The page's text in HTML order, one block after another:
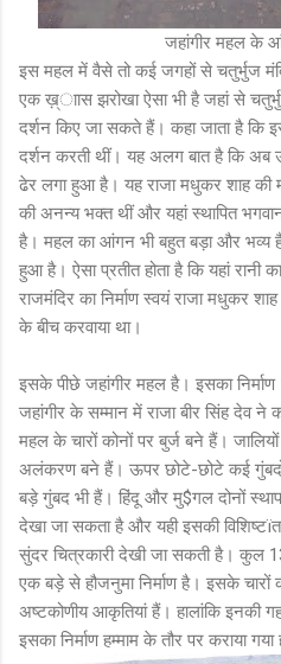
जहांगीर महल के
इस महल में वैसे तो कई जगहों से चतुर्भुज
एक ख़्ाास झरोखा ऐसा भी है जहां से
दर्शन किए जा सकते हैं। कहा जाता है कि
दर्शन करती थीं। यह अलग बात है कि अब
ढेर लगा हुआ है। यह राजा मधुकर शाह की
की अनन्य भक्त थीं और यहां स्थापित
है। महल का आंगन भी बहुत बड़ा और भव्य
हुआ है। ऐसा प्रतीत होता है कि यहां रानी
राजमंदिर का निर्माण स्वयं राजा मधुकर
के बीच करवाया था।
इसके पीछे जहांगीर महल है। इसका
जहांगीर के सम्मान में राजा बीर सिंह देव ने
महल के चारों कोनों पर बुर्ज बने हैं।
अलंकरण बने हैं। ऊपर छोटे-छोटे कई
बड़े गुंबद भी हैं। हिंदू और मु$गल दोनों
देखा जा सकता है और यही इसकी
सुंदर चित्रकारी देखी जा सकती है। कुल
एक बड़े से हौजनुमा निर्माण है। इसके
अष्टकोणीय आकृतियां हैं। हालांकि इनकी
इसका निर्माण हम्माम के तौर पर कराया गया